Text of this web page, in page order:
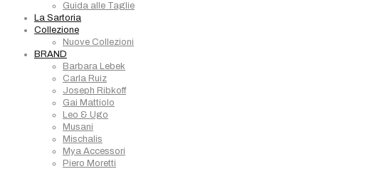
Guida alle Taglie
La Sartoria
Collezione
Nuove Collezioni
BRAND
Barbara Lebek
Carla Ruiz
Joseph Ribkoff
Gai Mattiolo
Leo & Ugo
Musani
Mischalis
Mya Accessori
Piero Moretti